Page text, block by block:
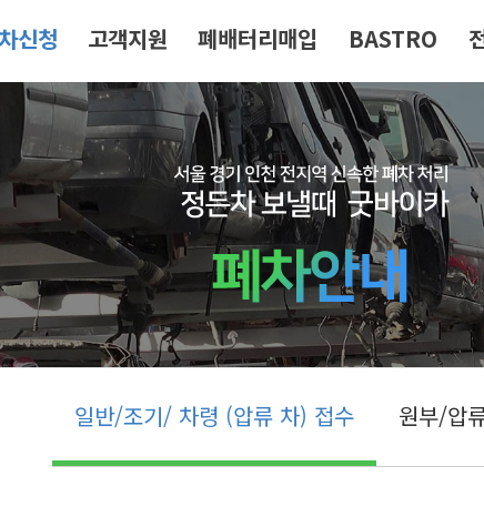
신청 고객지원 폐배터리매입 BASTRO
일반/조기/ 차령 (압류 차) 접수 원부/압